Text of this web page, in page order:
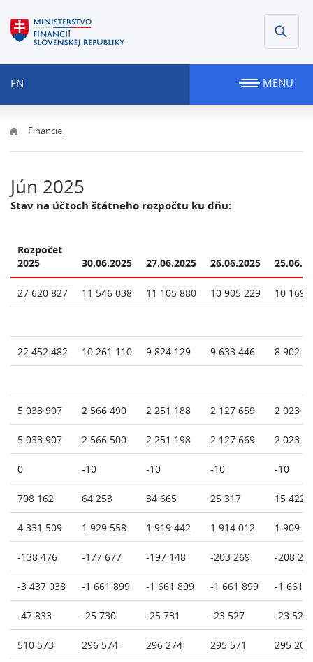
EN MENU
Financie
Jún 2025
Stav na účtoch štátneho rozpočtu ku dňu:
Rozpočet
2025
30.06.2025 27.06.2025 26.06.2025
27 620 827 11 546 038 11 105 880 10 905 229 10 169
22 452 482 10 261 110 9 824 129 9 633 446 8 902
5 033 907 2 566 490 2 251 188 2 127 659 2 023
5 033 907 2 566 500 2 251 198 2 127 669 2 023
0 -10 -10 -10 -10
708 162 64 253 34 665 25 317 15 422
4 331 509 1 929 558 1 919 442 1 914 012 1 909
-138 476 -177 677 -197 148 -203 269 -208
-3 437 038 -1 661 899 -1 661 899 -1 661 899 -1 661
-47 833 -25 730 -25 731 -23 527 -23 527
510 573 296 574 296 274 295 571 295 200